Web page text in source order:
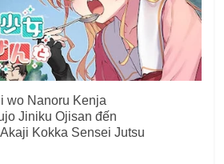
wo Nanoru Kenja
Jiniku Ojisan đến
Kokka Sensei Jutsu